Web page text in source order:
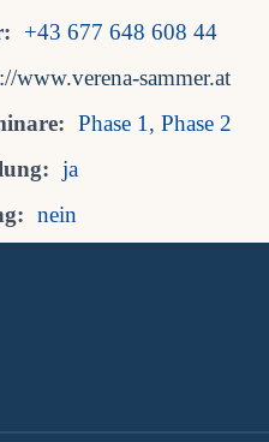
+43 677 648 608 44
www.verena-sammer.at
Phase 1, Phase 2
ja
nein